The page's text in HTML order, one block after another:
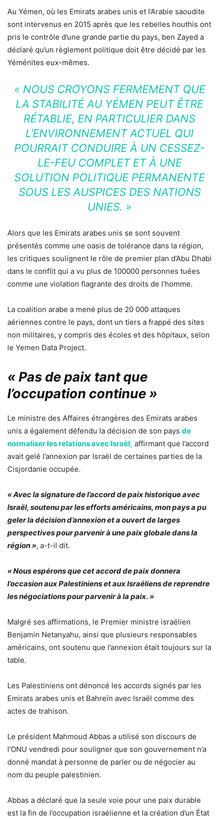
Au Yémen, où les Emirats arabes unis et l’Arabie saoudite
sont intervenus en 2015 après que les rebelles houthis ont
pris le contrôle d’une grande partie du pays, ben Zayed a
déclaré qu’un règlement politique doit être décidé par les
Yéménites eux-mêmes.
« NOUS CROYONS FERMEMENT QUE
LA STABILITÉ AU YÉMEN PEUT ÊTRE
RÉTABLIE, EN PARTICULIER DANS
L’ENVIRONNEMENT ACTUEL QUI
POURRAIT CONDUIRE À UN CESSEZ-
LE-FEU COMPLET ET À UNE
SOLUTION POLITIQUE PERMANENTE
SOUS LES AUSPICES DES NATIONS
UNIES. »
Alors que les Emirats arabes unis se sont souvent
présentés comme une oasis de tolérance dans la région,
les critiques soulignent le rôle de premier plan d’Abu Dhabi
dans le conflit qui a vu plus de 100000 personnes tuées
comme une violation flagrante des droits de l’homme.
La coalition arabe a mené plus de 20 000 attaques
aériennes contre le pays, dont un tiers a frappé des sites
non militaires, y compris des écoles et des hôpitaux, selon
le Yemen Data Project.
« Pas de paix tant que
l’occupation continue »
Le ministre des Affaires étrangères des Emirats arabes
unis a également défendu la décision de son pays de
normaliser les relations avec Israël, affirmant que l’accord
avait gelé l’annexion par Israël de certaines parties de la
Cisjordanie occupée.
« Avec la signature de l’accord de paix historique avec
Israël, soutenu par les efforts américains, mon pays a pu
geler la décision d’annexion et a ouvert de larges
perspectives pour parvenir à une paix globale dans la
région », a-t-il dit.
« Nous espérons que cet accord de paix donnera
l’occasion aux Palestiniens et aux Israéliens de reprendre
les négociations pour parvenir à la paix. »
Malgré ses affirmations, le Premier ministre israélien
Benjamin Netanyahu, ainsi que plusieurs responsables
américains, ont soutenu que l’annexion était toujours sur la
table.
Les Palestiniens ont dénoncé les accords signés par les
Emirats arabes unis et Bahreïn avec Israël comme des
actes de trahison.
Le président Mahmoud Abbas a utilisé son discours de
l’ONU vendredi pour souligner que son gouvernement n’a
donné mandat à personne de parler ou de négocier au
nom du peuple palestinien.
Abbas a déclaré que la seule voie pour une paix durable
est la fin de l’occupation israélienne et la création d’un État